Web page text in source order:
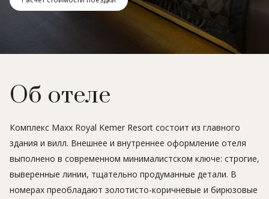
Об отеле
Комплекс Maxx Royal Kemer Resort состоит из главного
здания и вилл. Внешнее и внутреннее оформление отеля
выполнено в современном минималистском ключе: строгие,
выверенные линии, тщательно продуманные детали. В
номерах преобладают золотисто-коричневые и бирюзовые